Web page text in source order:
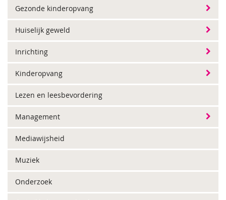
Gezonde kinderopvang
Huiselijk geweld
Inrichting
Kinderopvang
Lezen en leesbevordering
Management
Mediawijsheid
Muziek
Onderzoek